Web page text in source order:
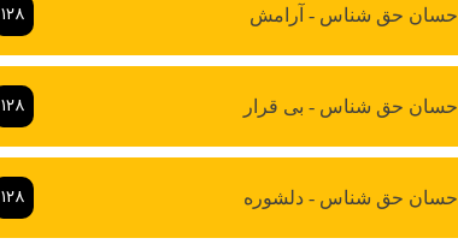
احسان حق شناس - آرامش ۱۲۸
احسان حق شناس - بی قرار ۱۲۸
احسان حق شناس - دلشوره ۱۲۸